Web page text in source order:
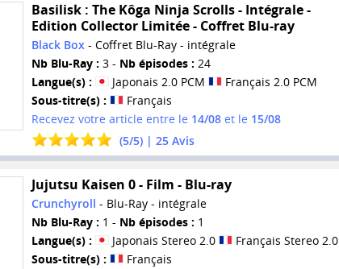
Basilisk : The Kôga Ninja Scrolls - Intégrale -
Edition Collector Limitée - Coffret Blu-ray
Black Box- Coffret Blu-Ray - intégrale
Nb Blu-Ray : 3 - Nb épisodes : 24
Langue(s) :
Japonais 2.0 PCM
Français 2.0 PCM
Sous-titre(s) :
Français
Recevez votre article entre le 14/08et le 15/08
(5/5) | 25Avis
Jujutsu Kaisen 0 - Film - Blu-ray
Crunchyroll - Blu-Ray - intégrale
Nb Blu-Ray : 1 - Nb épisodes : 1
Langue(s) :
Japonais Stereo 2.0
Français Stereo 2.0
Sous-titre(s) :
Français